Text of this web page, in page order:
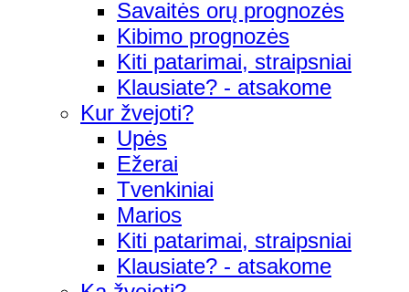
Savaitės orų prognozės
Kibimo prognozės
Kiti patarimai, straipsniai
Klausiate? - atsakome
Kur žvejoti?
Upės
Ežerai
Tvenkiniai
Marios
Kiti patarimai, straipsniai
Klausiate? - atsakome